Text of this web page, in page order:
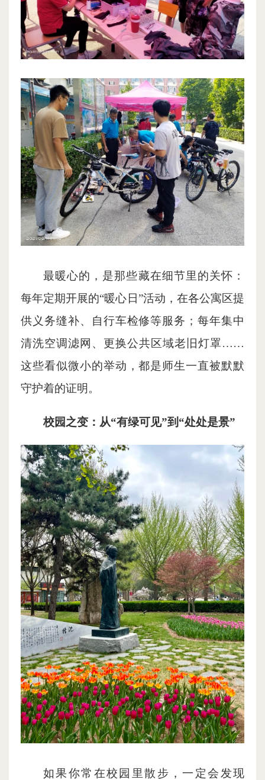
最暖心的，是那些藏在细节里的关怀：
每年定期开展的“暖心日”活动，在各公寓区提
供义务缝补、自行车检修等服务；每年集中
清洗空调滤网、更换公共区域老旧灯罩……
这些看似微小的举动，都是师生一直被默默
守护着的证明。
校园之变：从“有绿可见”到“处处是景”
如果你常在校园里散步，一定会发现